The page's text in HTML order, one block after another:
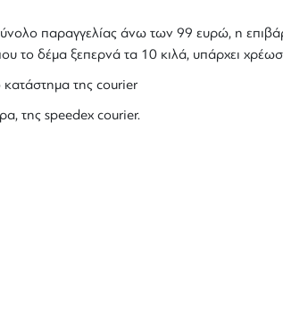
σύνολο παραγγελίας άνω των 99 ευρώ, η
το δέμα ξεπερνά τα 10 κιλά, υπάρχει
της courier
της speedex courier.